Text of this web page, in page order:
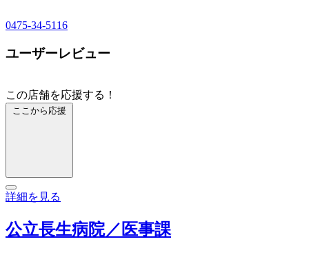
0475-34-5116
ユーザーレビュー
この店舗を応援する！
ここから応援
詳細を見る
公立長生病院／医事課